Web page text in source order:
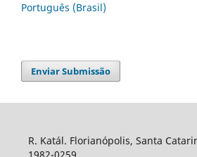
Português (Brasil)
Enviar Submissão
R. Katál. Florianópolis, Santa